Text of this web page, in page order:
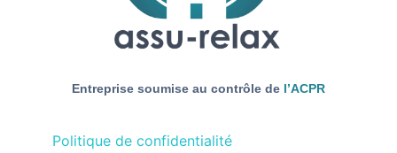
Entreprise soumise au contrôle de l’ACPR
Politique de confidentialité